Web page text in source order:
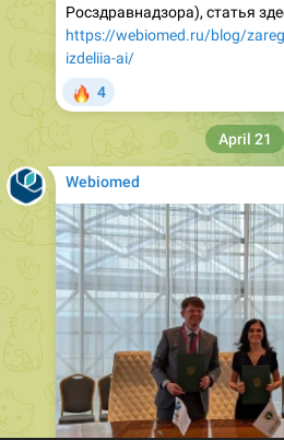
Росздравнадзора), статья
https://webiomed.ru/blog/
izdeliia-ai/
4
Webiomed
April 21